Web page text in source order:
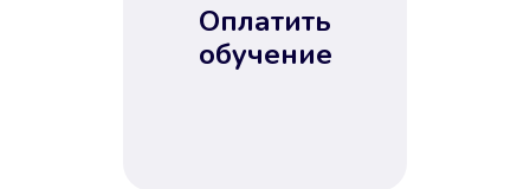
Оплатить
обучение